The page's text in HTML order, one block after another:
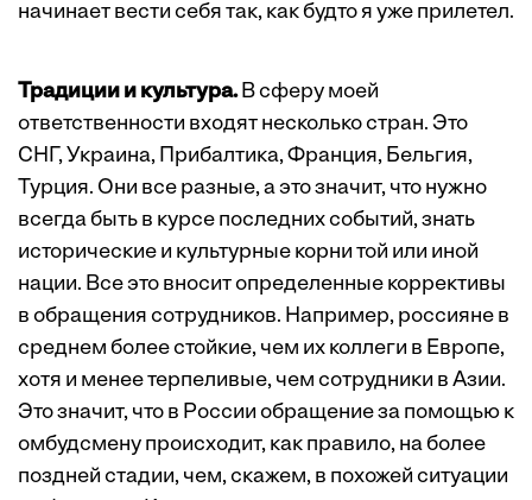
начинает вести себя так, как будто я уже прилетел.
Традиции и культура.В сферу моей
ответственности входят несколько стран. Это
СНГ, Украина, Прибалтика, Франция, Бельгия,
Турция. Они все разные, а это значит, что нужно
всегда быть в курсе последних событий, знать
исторические и культурные корни той или иной
нации. Все это вносит определенные коррективы
в обращения сотрудников. Например, россияне в
среднем более стойкие, чем их коллеги в Европе,
хотя и менее терпеливые, чем сотрудники в Азии.
Это значит, что в России обращение за помощью к
омбудсмену происходит, как правило, на более
поздней стадии, чем, скажем, в похожей ситуации